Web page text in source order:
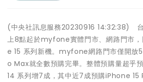
(中央社訊息服務20230916 14:32:38)
上8點起於myfone實體門市、網路門市
e 15 系列新機。myfone網路門市僅開放
o Max就全數預購完畢。整體預購量超乎
14 系列增7成，其中近7成預購iPhone 15